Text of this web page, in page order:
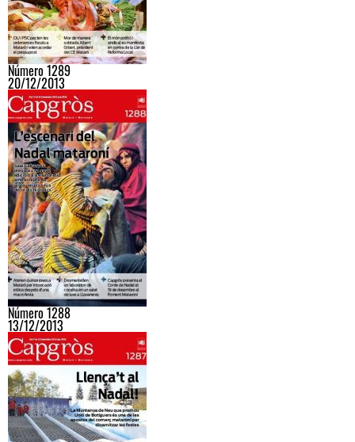
Número 1289
20/12/2013
Número 1288
13/12/2013